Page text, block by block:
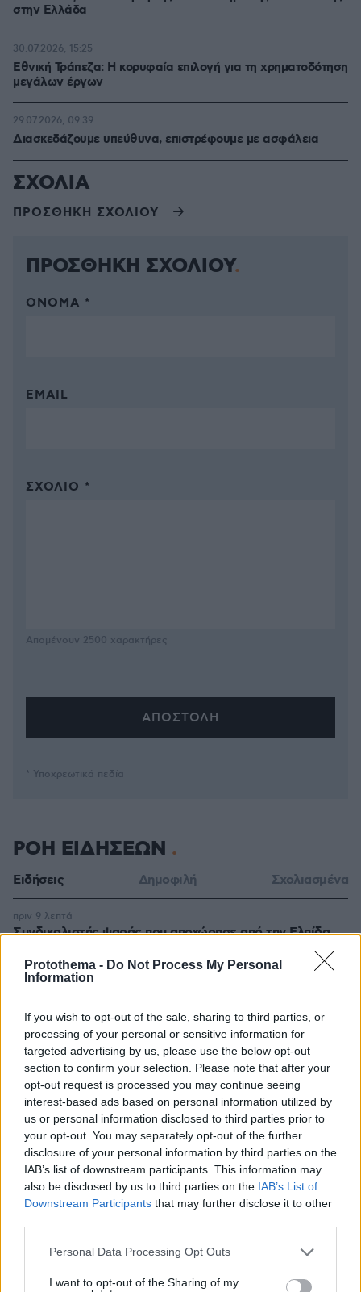
Protothema - Do Not Process My Personal
Information
If you wish to opt-out of the sale, sharing to third parties, or
processing of your personal or sensitive information for
targeted advertising by us, please use the below opt-out
section to confirm your selection. Please note that after your
opt-out request is processed you may continue seeing
interest-based ads based on personal information utilized by
us or personal information disclosed to third parties prior to
your opt-out. You may separately opt-out of the further
disclosure of your personal information by third parties on the
IAB’s list of downstream participants. This information may
also be disclosed by us to third parties on the IAB’s List of
Downstream Participants that may further disclose it to other
Please note that this website/app uses one or more Google
not limited to your visit or usage behaviour. You may click to
Personal Data Processing Opt Outs
I want to opt-out of the Sharing of my
στην Ελλάδα
Εθνική Τράπεζα: Η κορυφαία επιλογή για τη χρηματοδότηση
μεγάλων έργων
30.07.2026, 15:25
Διασκεδάζουμε υπεύθυνα, επιστρέφουμε με ασφάλεια
29.07.2026, 09:39
ΣΧΟΛΙΑ
ΠΡΟΣΘΗΚΗ ΣΧΟΛΙΟΥ
ΠΡΟΣΘΗΚΗ ΣΧΟΛΙΟΥ
ΌΝΟΜΑ *
EMAIL
ΣΧΌΛΙΟ *
Απομένουν 2500 χαρακτήρες
* Υποχρεωτικά πεδία
ΡΟΗ ΕΙΔΗΣΕΩΝ
Ειδήσεις Δημοφιλή Σχολιασμένα
Συνδικαλιστής ψαράς που αποχώρησε από την Ελπίδα
Καταγγέλλει μεθοδευμένη σπίλωση από μέλη του
κόμματος
πριν 9 λεπτά
Νόμιζε πως έμπαινε στην περιεμμηνόπαυση, αλλά η
απώλεια βάρους και ο πόνος ήταν ενδείξεις καρκίνου
Το τσίπουρο θέλει παρέα και αυτούς τους 9 μεζέδες
πριν 14 λεπτά
Καλύτερη η εικόνα της φωτιάς στη Μικρή Βίγλα της
Νάξου, σηκώθηκε ένα ελικόπτερο
πριν 17 λεπτά
Αυτοκίνητο: Θα έρθει τελικά η μεγαλύτερη επιδότηση
που έχει δοθεί ποτέ στην Ελλάδα;
πριν 22 λεπτά
άνοια και να μη γεράσει το μυαλό
πριν 25 λεπτά